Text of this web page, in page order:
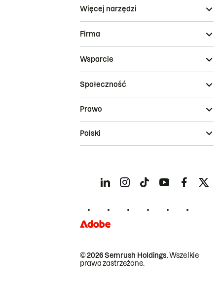
Więcej narzędzi
Firma
Wsparcie
Społeczność
© 2026 Semrush Holdings.Wszelkie
prawa zastrzeżone.
Prawo
Polski